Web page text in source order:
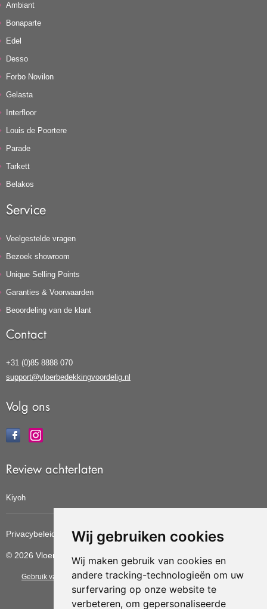
Wij gebruiken cookies
Wij maken gebruik van cookies en
andere tracking-technologieën om uw
surfervaring op onze website te
verbeteren, om gepersonaliseerde
Ambiant
Bonaparte
Edel
Desso
Forbo Novilon
Gelasta
Interfloor
Louis de Poortere
Parade
Tarkett
Belakos
Service
Veelgestelde vragen
Bezoek showroom
Unique Selling Points
Garanties & Voorwaarden
Beoordeling van de klant
Contact
+31 (0)85 8888 070
support@vloerbedekkingvoordelig.nl
Volg ons
Review achterlaten
Kiyoh
Privacybeleid Cookiebeleid Update cookies voorkeuren
© 2026 Vloerbedekkingvoordelig
Gebruik van deze site betekent dat u dealgemene voorwaarden van CBW
erkende woonwinkels accepteert.